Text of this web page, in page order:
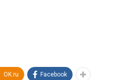
OK.ru Facebook